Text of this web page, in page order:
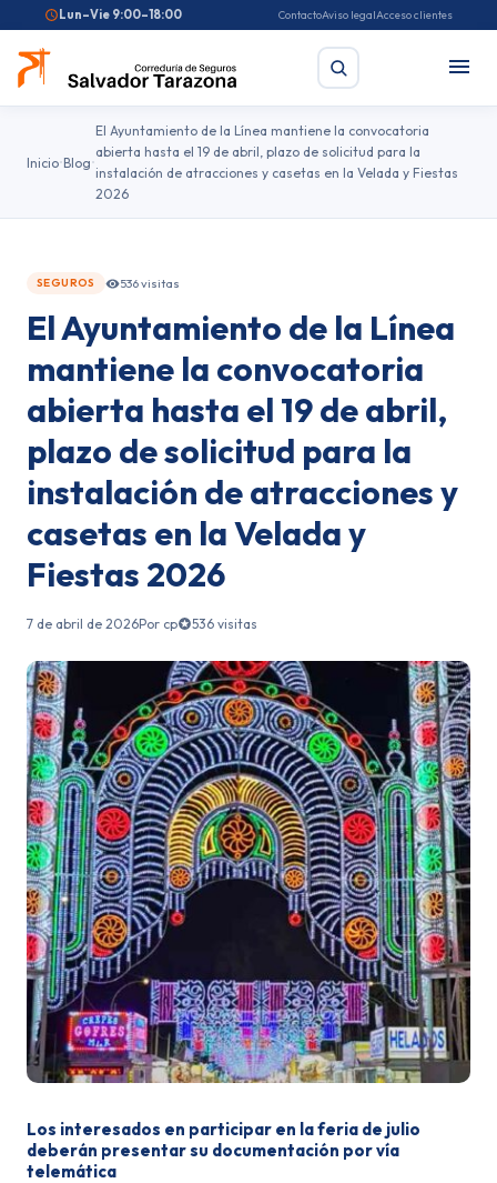
Lun–Vie 9:00–18:00 ContactoAviso legalAcceso clientes
Seguro de salud
Pirotecnia
Inicio Blog
El Ayuntamiento de la Línea mantiene la convocatoria
abierta hasta el 19 de abril, plazo de solicitud para la
instalación de atracciones y casetas en la Velada y Fiestas
2026
SEGUROS 536 visitas
El Ayuntamiento de la Línea
mantiene la convocatoria
abierta hasta el 19 de abril,
plazo de solicitud para la
instalación de atracciones y
casetas en la Velada y
Fiestas 2026
7 de abril de 2026Por cp 536 visitas
Los interesados en participar en la feria de julio
deberán presentar su documentación por vía
telemática